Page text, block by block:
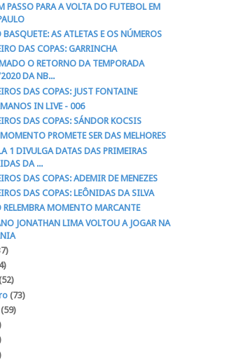
PASSO PARA A VOLTA DO FUTEBOL EM
AS ATLETAS E OS NÚMEROS
DAS COPAS: GARRINCHA
O RETORNO DA TEMPORADA
DA NB...
DAS COPAS: JUST FONTAINE
IN LIVE - 006
DAS COPAS: SÁNDOR KOCSIS
PROMETE SER DAS MELHORES
1 DIVULGA DATAS DAS PRIMEIRAS
DA ...
DAS COPAS: ADEMIR DE MENEZES
DAS COPAS: LEÔNIDAS DA SILVA
MOMENTO MARCANTE
JONATHAN LIMA VOLTOU A JOGAR NA
(73)
(59)